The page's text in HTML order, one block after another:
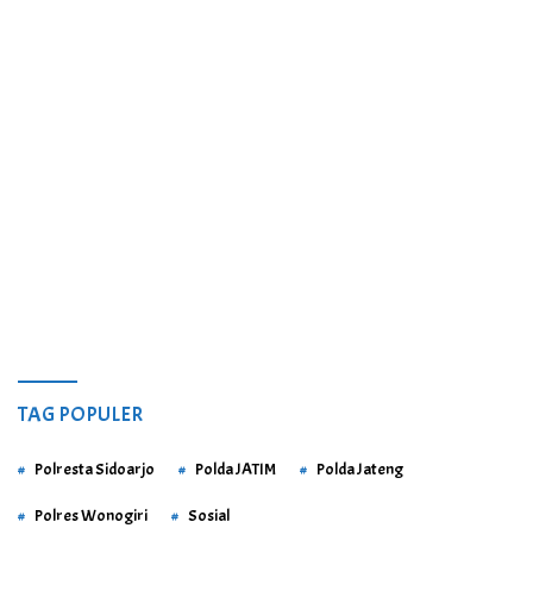
TAG POPULER
Polresta Sidoarjo Polda JATIM Polda Jateng
Polres Wonogiri Sosial